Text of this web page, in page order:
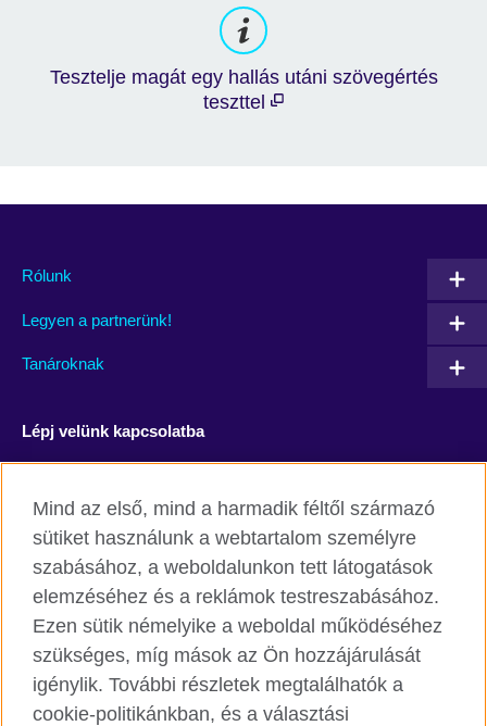
Tesztelje magát egy hallás utáni szövegértés
teszttel
Rólunk
Legyen a partnerünk!
Tanároknak
Lépj velünk kapcsolatba
Instagram Blog
RSS TikTok
British Council világszerte
Adatvédelmi szabályzat
Mind az első, mind a harmadik féltől származó
sütiket használunk a webtartalom személyre
szabásához, a weboldalunkon tett látogatások
elemzéséhez és a reklámok testreszabásához.
Ezen sütik némelyike a weboldal működéséhez
szükséges, míg mások az Ön hozzájárulását
igénylik. További részletek megtalálhatók a
cookie-politikánkban, és a választási